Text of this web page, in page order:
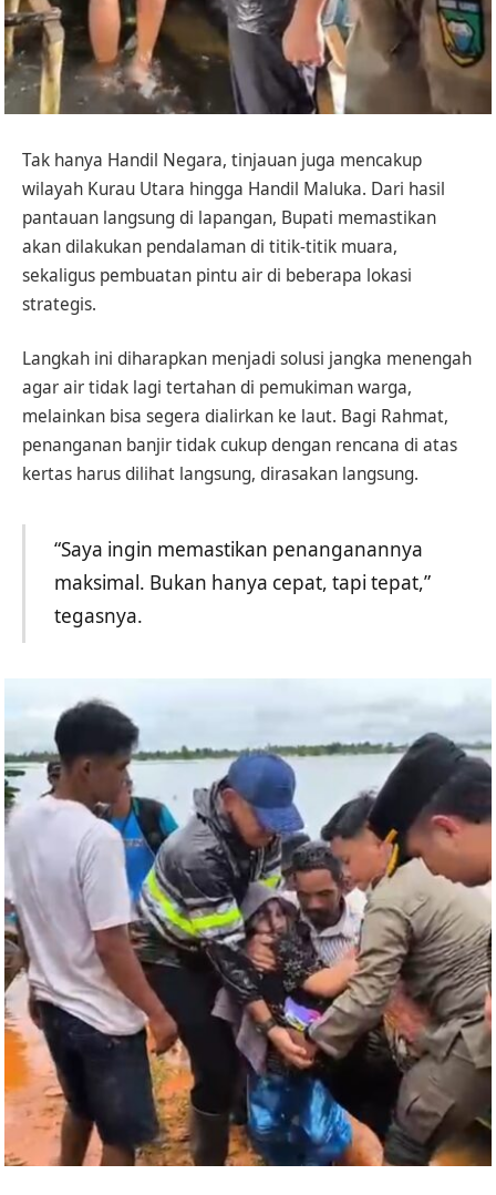
Tak hanya Handil Negara, tinjauan juga mencakup
wilayah Kurau Utara hingga Handil Maluka. Dari hasil
pantauan langsung di lapangan, Bupati memastikan
akan dilakukan pendalaman di titik-titik muara,
sekaligus pembuatan pintu air di beberapa lokasi
strategis.
Langkah ini diharapkan menjadi solusi jangka menengah
agar air tidak lagi tertahan di pemukiman warga,
melainkan bisa segera dialirkan ke laut. Bagi Rahmat,
penanganan banjir tidak cukup dengan rencana di atas
kertas harus dilihat langsung, dirasakan langsung.
“Saya ingin memastikan penanganannya
maksimal. Bukan hanya cepat, tapi tepat,”
tegasnya.